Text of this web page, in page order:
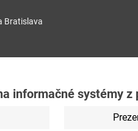
Bratislava
informačné systémy z